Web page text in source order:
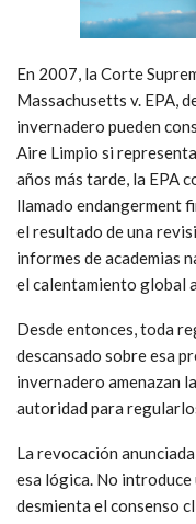
En 2007, la Corte
Massachusetts v. EPA,
invernadero pueden
Aire Limpio si
años más tarde, la EPA
llamado endangerment
el resultado de una
informes de academias
el calentamiento global
Desde entonces, toda
descansado sobre esa
invernadero amenazan
autoridad para
La revocación
esa lógica. No
desmienta el consenso